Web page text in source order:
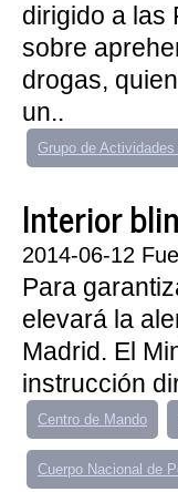
dirigido a las
sobre
drogas,
un..
Grupo de
Interior
2014-06-12
Para
elevará la
Madrid. El
instrucción
Centro de Mando
Cuerpo Nacional de